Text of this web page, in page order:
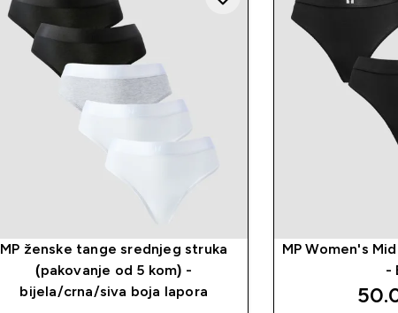
MP ženske tange srednjeg struka
(pakovanje od 5 kom) -
bijela/crna/siva boja lapora
MP Women's
-